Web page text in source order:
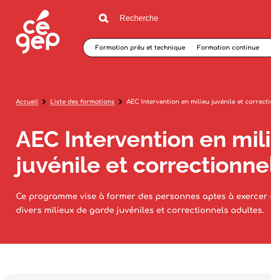
Formation préu et technique Formation continue
Accueil Liste des formations AEC Intervention en milieu juvénile et
AEC Intervention en
juvénile et
Ce programme vise à former des personnes aptes à exercer
divers milieux de garde juvéniles et correctionnels adultes.